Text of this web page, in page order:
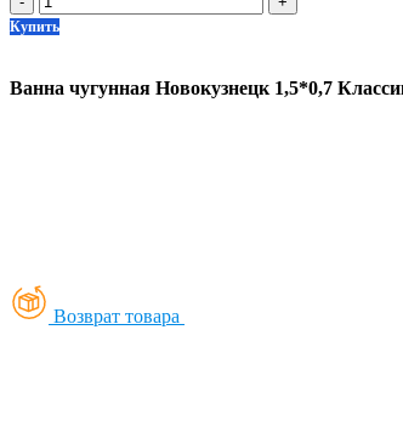
Купить
Ванна чугунная Новокузнецк 1,5*0,7
Возврат товара